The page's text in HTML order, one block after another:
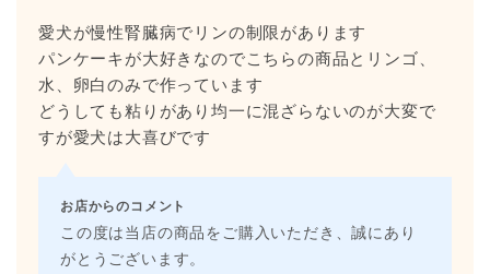
愛犬が慢性腎臓病でリンの制限があります
パンケーキが大好きなのでこちらの商品とリンゴ、
水、卵白のみで作っています
どうしても粘りがあり均一に混ざらないのが大変で
すが愛犬は大喜びです
お店からのコメント
この度は当店の商品をご購入いただき、誠にあり
がとうございます。